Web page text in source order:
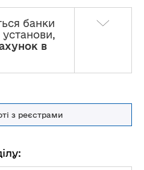
з реєстрами
відображення
банки
установи,
в